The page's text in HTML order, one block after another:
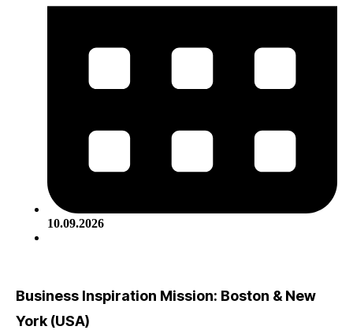
10.09.2026
Business Inspiration Mission: Boston & New
York (USA)